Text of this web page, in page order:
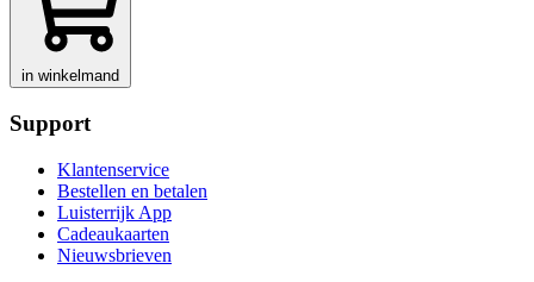
in winkelmand
Support
Klantenservice
Bestellen en betalen
Luisterrijk App
Cadeaukaarten
Nieuwsbrieven